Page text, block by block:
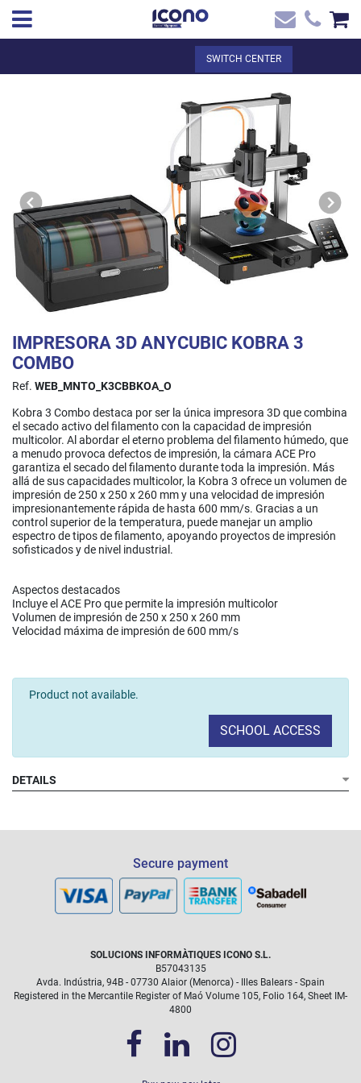
SEE THE BASKET
EN ✖
SWITCH CENTER
IMPRESORA 3D ANYCUBIC KOBRA 3
COMBO
Ref. WEB_MNTO_K3CBBKOA_O
Kobra 3 Combo destaca por ser la única impresora 3D que combina
el secado activo del filamento con la capacidad de impresión
multicolor. Al abordar el eterno problema del filamento húmedo, que
a menudo provoca defectos de impresión, la cámara ACE Pro
garantiza el secado del filamento durante toda la impresión. Más
allá de sus capacidades multicolor, la Kobra 3 ofrece un volumen de
impresión de 250 x 250 x 260 mm y una velocidad de impresión
impresionantemente rápida de hasta 600 mm/s. Gracias a un
control superior de la temperatura, puede manejar un amplio
espectro de tipos de filamento, apoyando proyectos de impresión
sofisticados y de nivel industrial.
Aspectos destacados
Incluye el ACE Pro que permite la impresión multicolor
Volumen de impresión de 250 x 250 x 260 mm
Velocidad máxima de impresión de 600 mm/s
Product not available.
SCHOOL ACCESS
DETAILS
Secure payment
SOLUCIONS INFORMÀTIQUES ICONO S.L.
B57043135
Avda. Indústria, 94B - 07730 Alaior (Menorca) - Illes Balears - Spain
Registered in the Mercantile Register of Maó Volume 105, Folio 164, Sheet IM-
4800